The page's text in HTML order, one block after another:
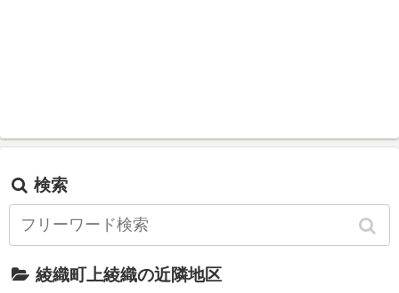
検索
綾織町上綾織の近隣地区